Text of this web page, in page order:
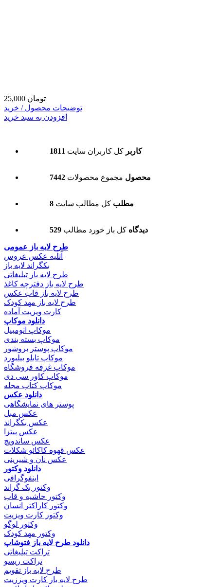
25,000 تومان
توضیحات محصول / خرید
افزودن به سبد خرید
1811 کاربر کل کاربران سایت
7442 محصول مجموع محصولات
8 مطلب کل مطالب سایت
529 دیدگاه کل باز خورد مطالب
طرح لایه باز عمومی
آتلیه عکس عروس
بکگراند لایه باز
طرح لایه باز تبلیغاتی
طرح لایه باز دفترچه کاغذ
طرح لایه باز قاب عکس
طرح لایه باز مهد کودک
کارت ویزیت آماده
دانلود موکاپ
موکاپ اتومبیل
موکاپ بسته بندی
موکاپ پوستر بروشور
موکاپ تابلو بیلبورد
موکاپ غرفه فروشگاه
موکاپ کاور سی دی
موکاپ کتاب مجله
دانلود عکس
پوستر های نمایشگاهی
عکس مبل
عکس بکگراند
عکس پیتزا
عکس ساندویچ
عکس قهوه کاکائو شکلات
عکس نان و شیرینی
دانلود وکتور
اینفوگرافی
وکتور بک گراند
وکتور حاشیه و قاب
وکتور کاراکتر انسان
وکتور کارت ویزیت
وکتور لوگو
وکتور مهد کودک
دانلود طرح لایه باز فتوشاپ
تراکت تبلیغاتی
تراکت ریسو
طرح لایه باز تقویم
طرح لایه باز کارت ویززیت